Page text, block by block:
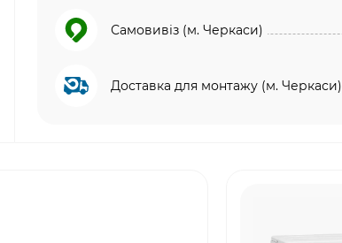
Самовивіз (м. Черкаси)
Доставка для монтажу (м. Черкаси)